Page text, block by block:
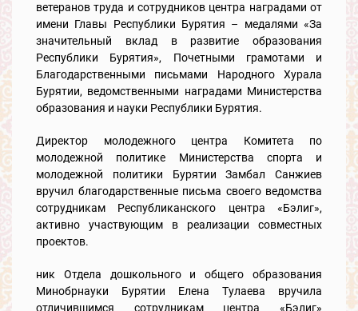
ветеранов труда и сотрудников центра наградами от
имени Главы Республики Бурятия – медалями «За
значительный вклад в развитие образования
Республики Бурятия», Почетными грамотами и
Благодарственными письмами Народного Хурала
Бурятии, ведомственными наградами Министерства
образования и науки Республики Бурятия.
Директор молодежного центра Комитета по
молодежной политике Министерства спорта и
молодежной политики Бурятии Замбал Санжиев
вручил благодарственные письма своего ведомства
сотрудникам Республиканского центра «Бэлиг»,
активно участвующим в реализации совместных
проектов.
ник Отдела дошкольного и общего образования
Минобрнауки Бурятии Елена Тулаева вручила
отличившимся сотрудникам центра «Бэлиг»